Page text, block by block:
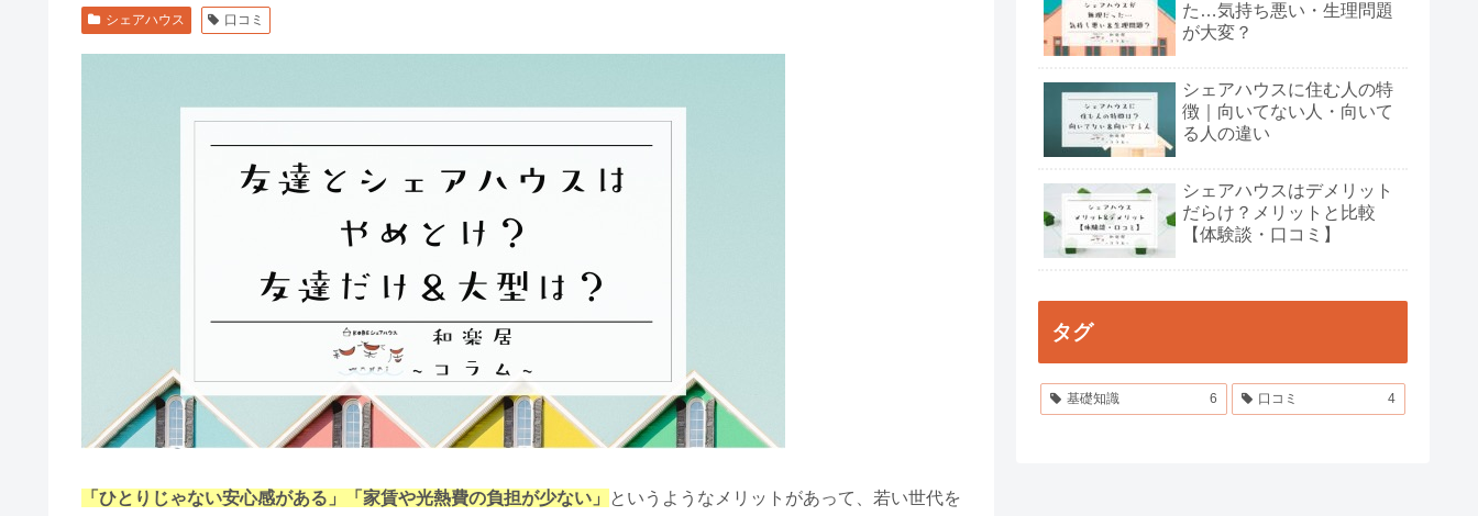
シェアハウス 口コミ
「ひとりじゃない安心感がある」「家賃や光熱費の負担が少ない」
というようなメリットがあって、若い世代を
た…気持ち悪い・生理問題
が大変？
シェアハウスに住む人の特
徴｜向いてない人・向いて
る人の違い
シェアハウスはデメリット
だらけ？メリットと比較
【体験談・口コミ】
タグ
基礎知識 6 口コミ 4